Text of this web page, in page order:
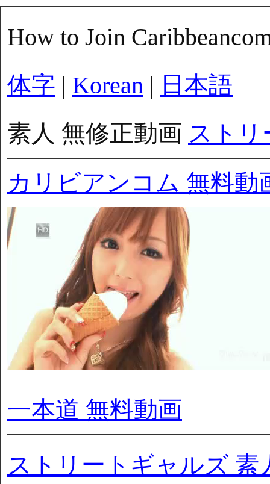
How to Join
体字 | Korean | 日本語
素人 無修正動画 ストリ
カリビアンコム 無料動
一本道 無料動画
ストリートギャルズ 素